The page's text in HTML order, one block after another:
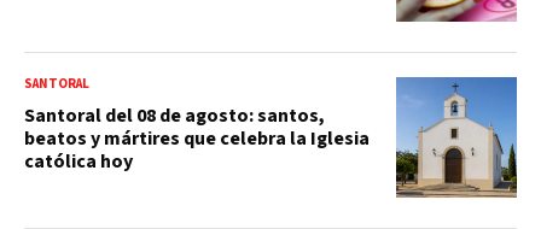
SANTORAL
Santoral del 08 de agosto: santos,
beatos y mártires que celebra la Iglesia
católica hoy